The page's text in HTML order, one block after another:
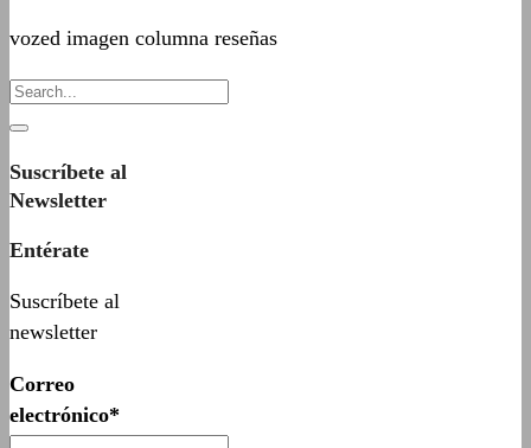
vozed imagen columna reseñas
Suscríbete al
Newsletter
Entérate
Suscríbete al
newsletter
Correo
electrónico*